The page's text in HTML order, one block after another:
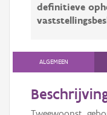
definitieve
ALGEMEEN